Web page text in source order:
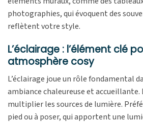
photographies, qui évoquent des
reflètent votre style.
L’éclairage : l’élément clé
atmosphère cosy
L’éclairage joue un rôle fondamental
ambiance chaleureuse et accueillante.
multiplier les sources de lumière.
pied ou à poser, qui apportent une